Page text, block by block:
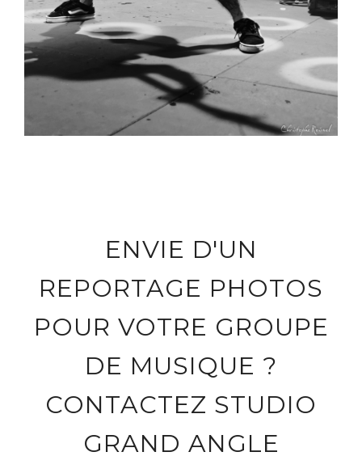
ENVIE D'UN
REPORTAGE PHOTOS
POUR VOTRE GROUPE
DE MUSIQUE ?
CONTACTEZ STUDIO
GRAND ANGLE